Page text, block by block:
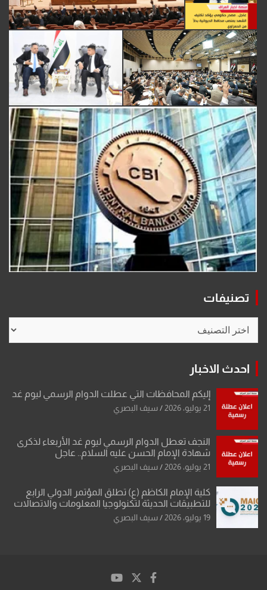
تصنيفات
احدث الاخبار
إليكم المحافظات التي عطلت الدوام الرسمي ليوم غد
21 يوليو، 2026 سيف البصري
النجف تعطل الدوام الرسمي ليوم غد الأربعاء لذكرى
شهادة الإمام الحسن عليه السلام.. عاجل
21 يوليو، 2026 سيف البصري
كلية الإمام الكاظم (ع) تطلق المؤتمر الدولي الرابع
للتطبيقات الحديثة لتكنولوجيا المعلومات والاتصالات
19 يوليو، 2026 سيف البصري